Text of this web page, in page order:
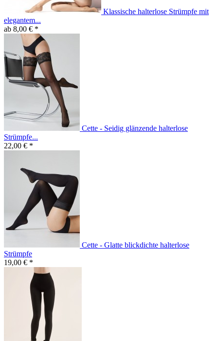
Klassische halterlose Strümpfe mit
elegantem...
ab 8,00 € *
Cette - Seidig glänzende halterlose
Strümpfe...
22,00 € *
Cette - Glatte blickdichte halterlose
Strümpfe
19,00 € *